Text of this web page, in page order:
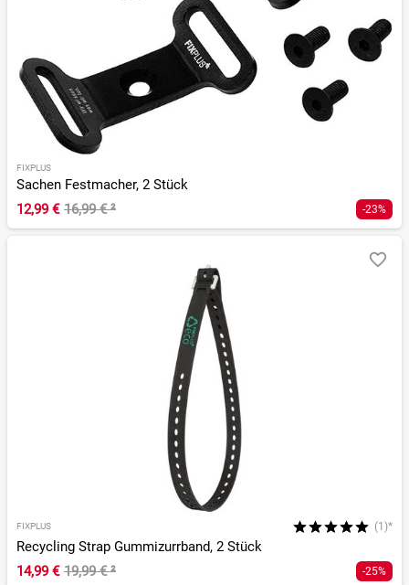
FIXPLUS
Sachen Festmacher, 2 Stück
12,99 € 16,99 €² -23%
FIXPLUS (1)*
Recycling Strap Gummizurrband, 2 Stück
14,99 € 19,99 €² -25%